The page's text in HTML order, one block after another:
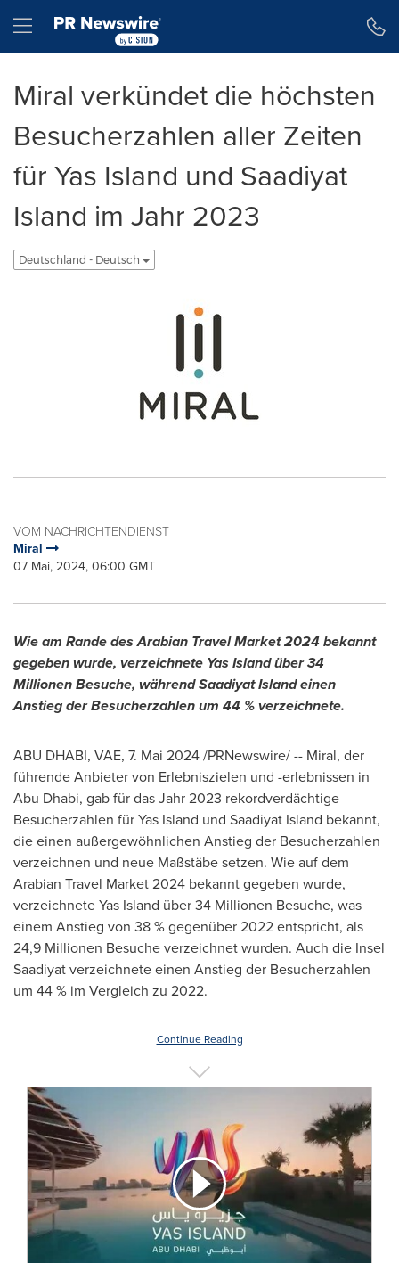
Hamburger menu
Miral verkündet die höchsten
Besucherzahlen aller Zeiten
für Yas Island und Saadiyat
Island im Jahr 2023
Deutschland - Deutsch
VOM NACHRICHTENDIENST
Miral
07 Mai, 2024, 06:00 GMT
Wie am Rande des Arabian Travel Market 2024 bekannt
gegeben wurde, verzeichnete Yas Islandüber 34
Millionen Besuche, während Saadiyat Island einen
Anstieg der Besucherzahlen um 44 % verzeichnete.
ABU DHABI, VAE, 7. Mai 2024/PRNewswire/ -- Miral, der
führende Anbieter von Erlebniszielen und -erlebnissen in
Abu Dhabi, gab für das Jahr 2023 rekordverdächtige
Besucherzahlen fürYas Island und Saadiyat Island bekannt,
die einen außergewöhnlichen Anstieg der Besucherzahlen
verzeichnen und neue Maßstäbe setzen. Wie auf dem
Arabian Travel Market 2024 bekannt gegeben wurde,
verzeichneteYas Island über 34 Millionen Besuche, was
einem Anstieg von 38 % gegenüber 2022 entspricht, als
24,9 Millionen Besuche verzeichnet wurden. Auch die Insel
Saadiyat verzeichnete einen Anstieg der Besucherzahlen
um 44 % im Vergleich zu 2022.
Continue Reading